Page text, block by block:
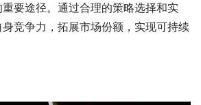
要途径。通过合理的策略选择和实
竞争力，拓展市场份额，实现可持续